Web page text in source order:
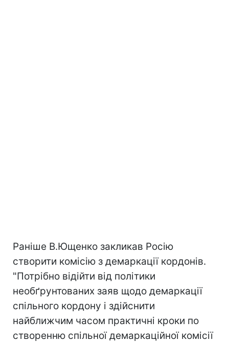
Раніше В.Ющенко закликав Росію
створити комісію з демаркації кордонів.
"Потрібно відійти від політики
необґрунтованих заяв щодо демаркації
спільного кордону і здійснити
найближчим часом практичні кроки по
створенню спільної демаркаційної комісії